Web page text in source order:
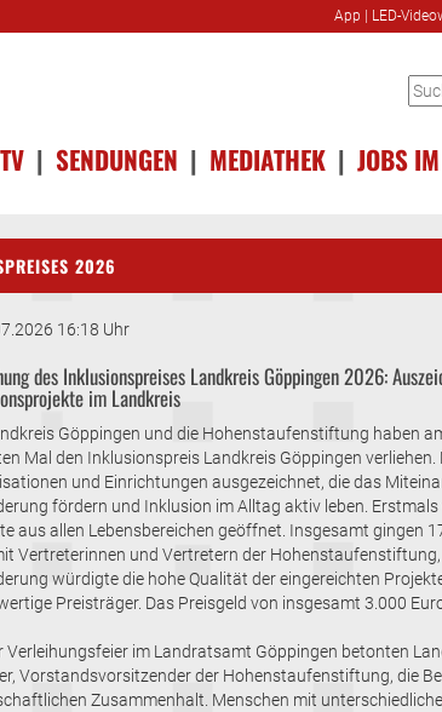
App LED-
| SENDUNGEN | MEDIATHEK | JOBS
2026
16:18 Uhr
des Inklusionspreises Landkreis Göppingen 2026:
im Landkreis
Göppingen und die Hohenstaufenstiftung haben
Mal den Inklusionspreis Landkreis Göppingen verliehen.
und Einrichtungen ausgezeichnet, die das
fördern und Inklusion im Alltag aktiv leben.
aus allen Lebensbereichen geöffnet. Insgesamt gingen
Vertreterinnen und Vertretern der
würdigte die hohe Qualität der eingereichten
Preisträger. Das Preisgeld von insgesamt 3.000
Verleihungsfeier im Landratsamt Göppingen betonten
Vorstandsvorsitzender der Hohenstaufenstiftung, die
Zusammenhalt. Menschen mit